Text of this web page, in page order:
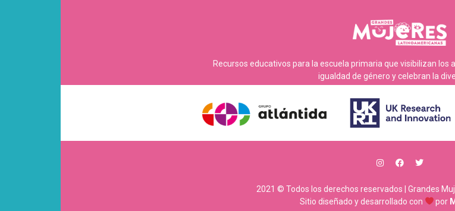
Recursos educativos para la escuela primaria que visibilizan
igualdad de género y celebran la
2021 © Todos los derechos reservados | Grandes
Sitio diseñado y desarrollado con
por